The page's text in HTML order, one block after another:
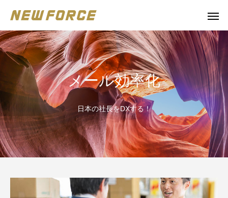
メール効率化
日本の社長をDXする！